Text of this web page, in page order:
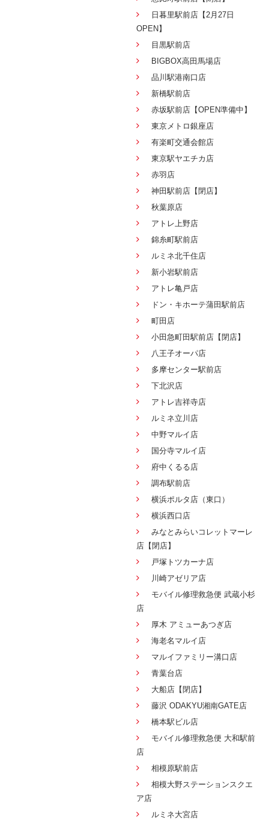
日暮里駅前店【2月27日
OPEN】
目黒駅前店
BIGBOX高田馬場店
品川駅港南口店
新橋駅前店
赤坂駅前店【OPEN準備中】
東京メトロ銀座店
有楽町交通会館店
東京駅ヤエチカ店
赤羽店
神田駅前店【閉店】
秋葉原店
アトレ上野店
錦糸町駅前店
ルミネ北千住店
新小岩駅前店
アトレ亀戸店
ドン・キホーテ蒲田駅前店
町田店
小田急町田駅前店【閉店】
八王子オーパ店
多摩センター駅前店
下北沢店
アトレ吉祥寺店
ルミネ立川店
中野マルイ店
国分寺マルイ店
府中くるる店
調布駅前店
横浜ポルタ店（東口）
横浜西口店
みなとみらいコレットマーレ
店【閉店】
戸塚トツカーナ店
川崎アゼリア店
モバイル修理救急便 武蔵小杉
店
厚木 アミューあつぎ店
海老名マルイ店
マルイファミリー溝口店
青葉台店
大船店【閉店】
藤沢 ODAKYU湘南GATE店
橋本駅ビル店
モバイル修理救急便 大和駅前
店
相模原駅前店
相模大野ステーションスクエ
ア店
ルミネ大宮店